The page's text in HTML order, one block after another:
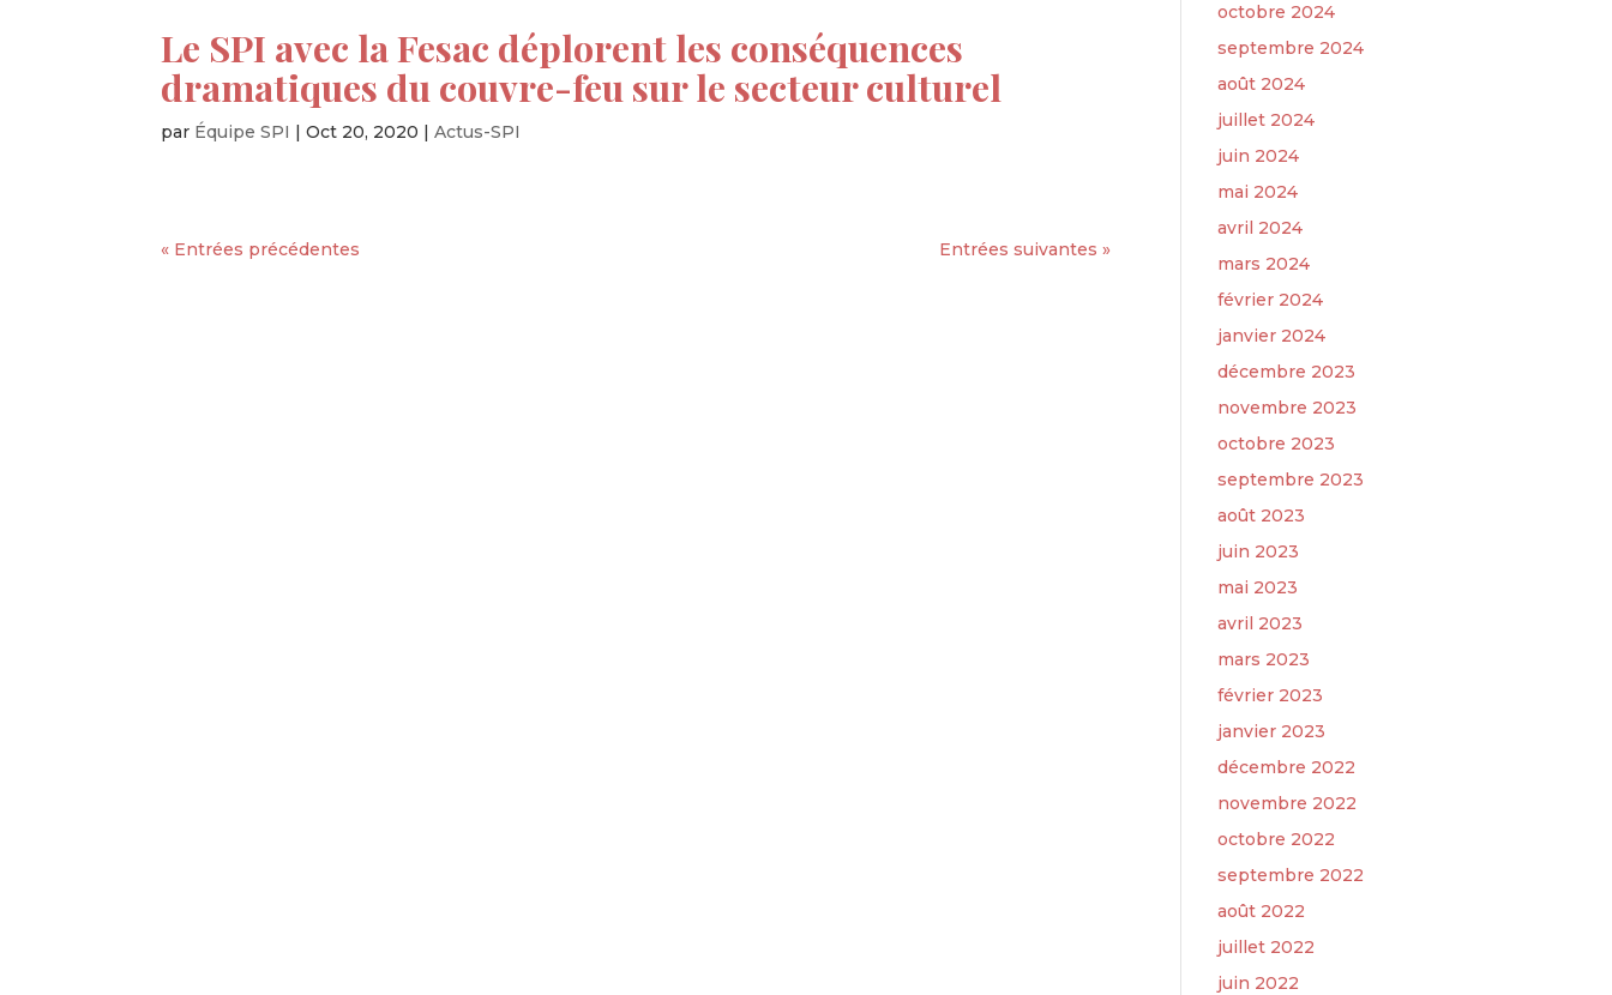
Le SPI avec la Fesac déplorent les conséquences
dramatiques du couvre-feu sur le secteur culturel
par Équipe SPI |Oct 20, 2020 |Actus-SPI
« Entrées précédentes Entrées suivantes »
octobre 2024
septembre 2024
août 2024
juillet 2024
juin 2024
mai 2024
avril 2024
mars 2024
février 2024
janvier 2024
décembre 2023
novembre 2023
octobre 2023
septembre 2023
août 2023
juin 2023
mai 2023
avril 2023
mars 2023
février 2023
janvier 2023
décembre 2022
novembre 2022
octobre 2022
septembre 2022
août 2022
juillet 2022
juin 2022